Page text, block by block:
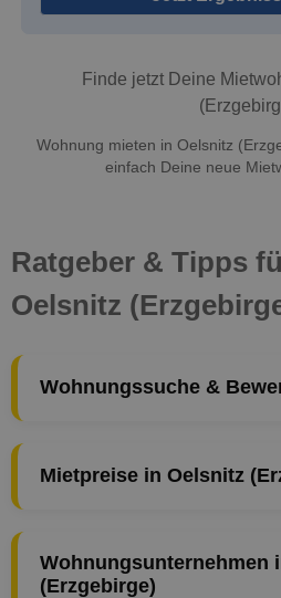
Finde jetzt Deine
Wohnung mieten in Oelsnitz
einfach Deine neue
Ratgeber & Tipps
Oelsnitz
Wohnungssuche &
Mietpreise in Oelsnitz
Wohnungsunternehmen
(Erzgebirge)